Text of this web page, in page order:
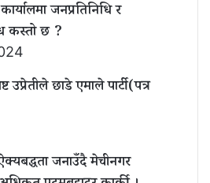
जनप्रतिनिधि र
कस्तो छ ?
उप्रेतीले छाडे एमाले पार्टी(पत्र
जनाउँदै मेचीनगर